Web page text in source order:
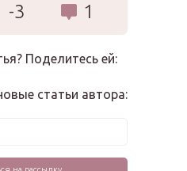
-3 1
Поделитесь ей:
статьи автора: